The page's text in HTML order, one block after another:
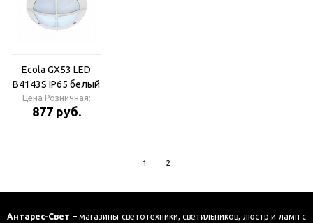
Ecola GX53 LED
B4143S IP65 белый
Светильник
накладной
Цена Розничная:
877 руб.
1 2
Антарес-Свет – магазины светотехники, светильников, люстр и ламп с